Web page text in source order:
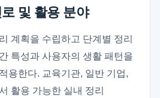
및 활용 분야
계획을 수립하고 단계별 정리
특성과 사용자의 생활 패턴을
용한다. 교육기관, 일반 기업,
활용 가능한 실내 정리